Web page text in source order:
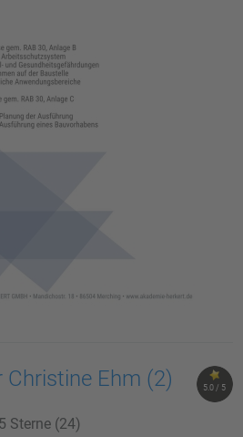
5.0 / 5
Christine Ehm (2)
5 Sterne (24)